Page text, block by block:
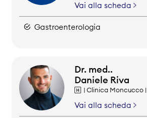
Vai alla scheda
Gastroenterologia
Dr. med..
Daniele Riva
| Clinica Moncucco |
Vai alla scheda